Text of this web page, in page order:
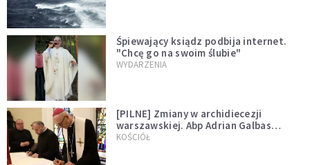
Śpiewający ksiądz podbija internet.
"Chcę go na swoim ślubie"
WYDARZENIA
[PILNE] Zmiany w archidiecezji
warszawskiej. Abp Adrian Galbas
wręczył dekrety nowym proboszczom
KOŚCIÓŁ